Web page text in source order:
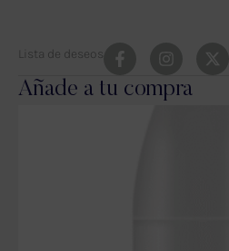
Lista de deseos
Añade a tu compra